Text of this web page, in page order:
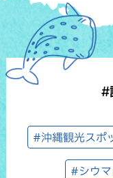
#
#沖縄観光スポ
#シウマ